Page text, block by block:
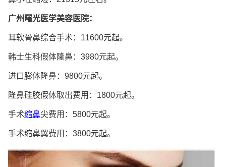
广州曙光医学美容医院：
耳软骨鼻综合手术：11600元起。
韩士生科假体隆鼻：3980元起。
进口膨体隆鼻：9800元起。
隆鼻硅胶假体取出费用：1800元起。
手术缩鼻尖费用：5800元起。
手术缩鼻翼费用：3800元起。